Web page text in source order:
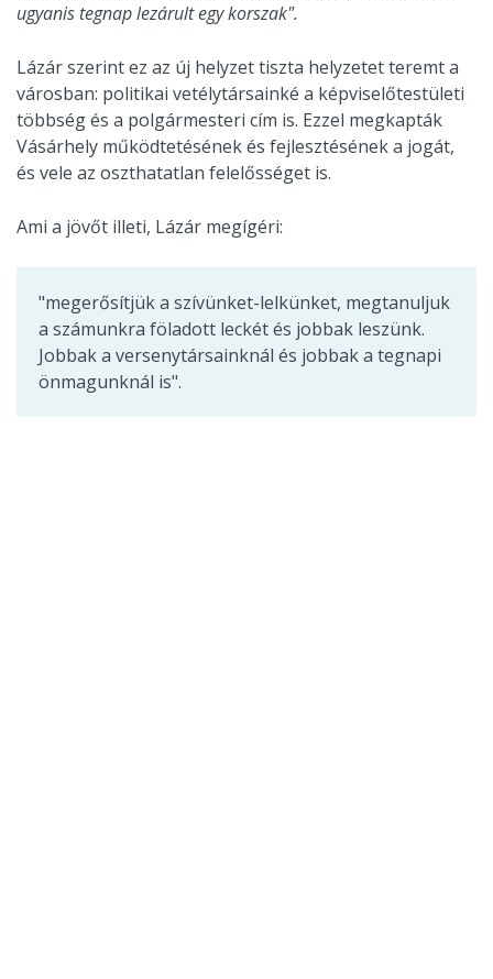
ugyanis tegnap lezárult egy korszak".
Lázár szerint ez az új helyzet tiszta helyzetet teremt a
városban: politikai vetélytársainké a képviselőtestületi
többség és a polgármesteri cím is. Ezzel megkapták
Vásárhely működtetésének és fejlesztésének a jogát,
és vele az oszthatatlan felelősséget is.
Ami a jövőt illeti, Lázár megígéri:
"megerősítjük a szívünket-lelkünket, megtanuljuk
a számunkra föladott leckét és jobbak leszünk.
Jobbak a versenytársainknál és jobbak a tegnapi
önmagunknál is".